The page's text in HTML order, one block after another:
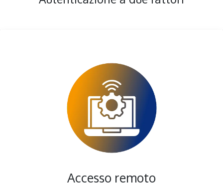
Accesso remoto